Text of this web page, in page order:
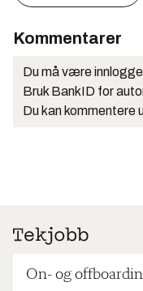
Kommentarer
Du må være
Bruk BankID for
Du kan kommentere
On- og